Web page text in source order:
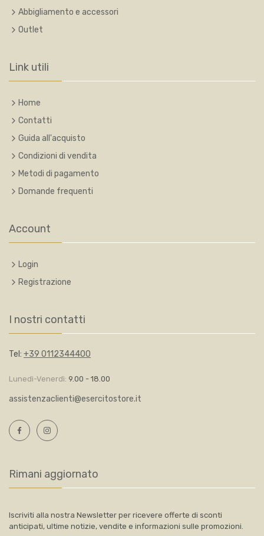
Abbigliamento e accessori
Outlet
Link utili
Home
Contatti
Guida all'acquisto
Condizioni di vendita
Metodi di pagamento
Domande frequenti
Account
Login
Registrazione
I nostri contatti
Tel: +39 0112344400
Lunedì-Venerdì: 9.00 - 18.00
assistenzaclienti@esercitostore.it
Rimani aggiornato
Iscriviti alla nostra Newsletter per ricevere offerte di sconti
anticipati, ultime notizie, vendite e informazioni sulle promozioni.